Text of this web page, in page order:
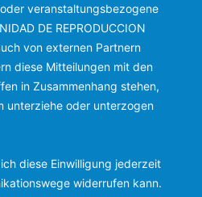
veranstaltungsbezogene
DE REPRODUCCION
von externen Partnern
diese Mitteilungen mit den
in Zusammenhang stehen,
unterziehe oder unterzogen
diese Einwilligung jederzeit
widerrufen kann.